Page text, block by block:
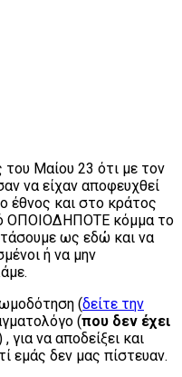
Μαίου 23 ότι με τον
να είχαν αποφευχθεί
έθνος και στο κράτος
ΟΠΟΙΟΔΗΠΟΤΕ κόμμα το
ως εδώ και να
ή να μην
(δείτε την
(που δεν έχει
, για να αποδείξει και
εμάς δεν μας πίστευαν.